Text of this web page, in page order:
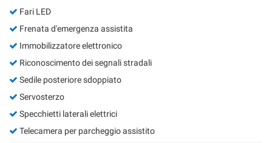
Fari LED
Frenata d'emergenza assistita
Immobilizzatore elettronico
Riconoscimento dei segnali stradali
Sedile posteriore sdoppiato
Servosterzo
Specchietti laterali elettrici
Telecamera per parcheggio assistito